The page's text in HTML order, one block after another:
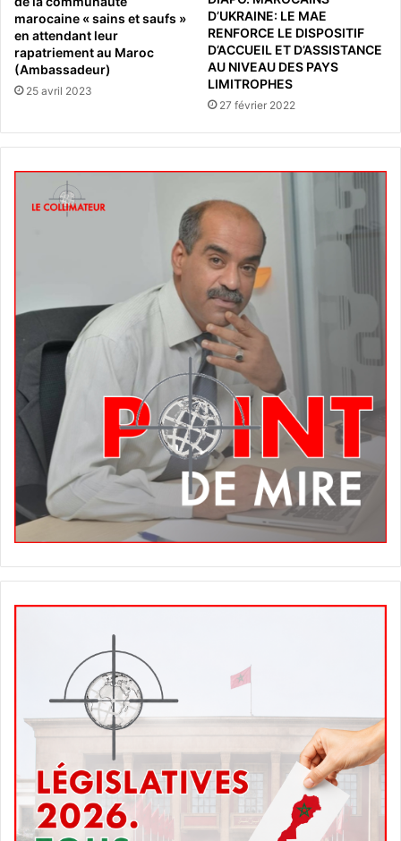
marocaine « sains et saufs »
en attendant leur
rapatriement au Maroc
(Ambassadeur)
25 avril 2023
D’UKRAINE: LE MAE
RENFORCE LE DISPOSITIF
D’ACCUEIL ET D’ASSISTANCE
AU NIVEAU DES PAYS
LIMITROPHES
27 février 2022